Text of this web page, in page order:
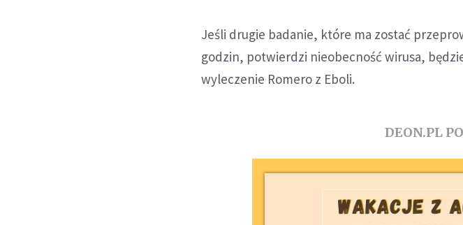
Jeśli drugie badanie, które ma zostać
godzin, potwierdzi nieobecność wirusa,
wyleczenie Romero z Eboli.
DEON.PL